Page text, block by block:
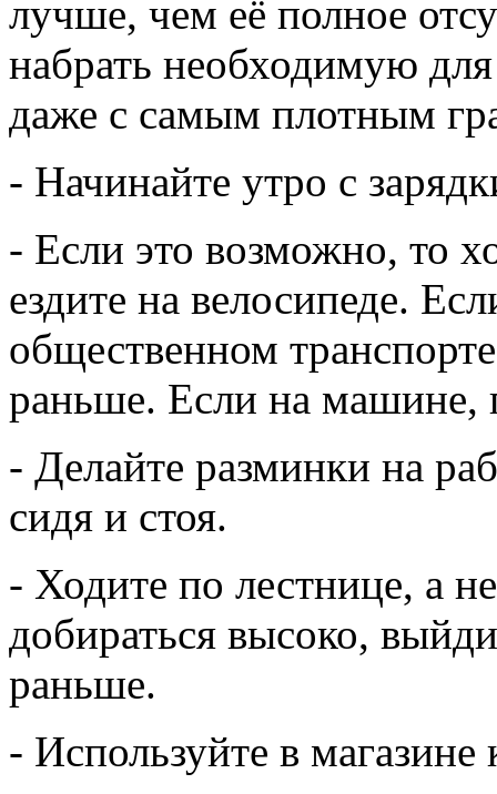
лучше, чем её полное
набрать необходимую
даже с самым плотным
- Начинайте утро с
- Если это возможно, то
ездите на велосипеде.
общественном
раньше. Если на машине,
- Делайте разминки на
сидя и стоя.
- Ходите по лестнице, а
добираться высоко,
раньше.
- Используйте в